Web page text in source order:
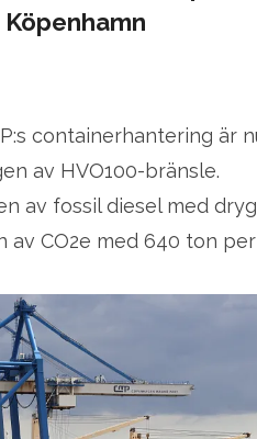
containerhantering är
av HVO100-bränsle.
av fossil diesel med
av CO2e med 640 ton per